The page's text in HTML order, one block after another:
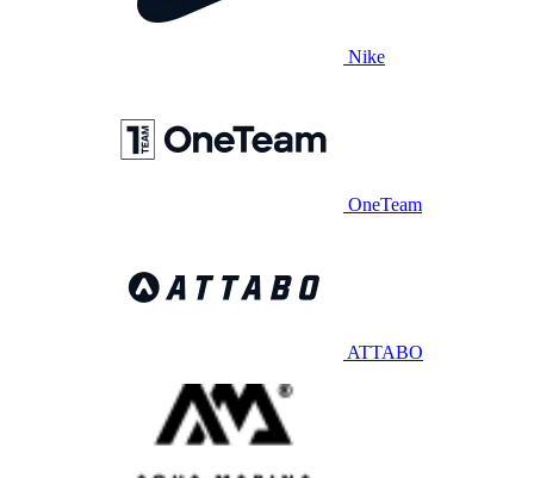
Nike
OneTeam
ATTABO